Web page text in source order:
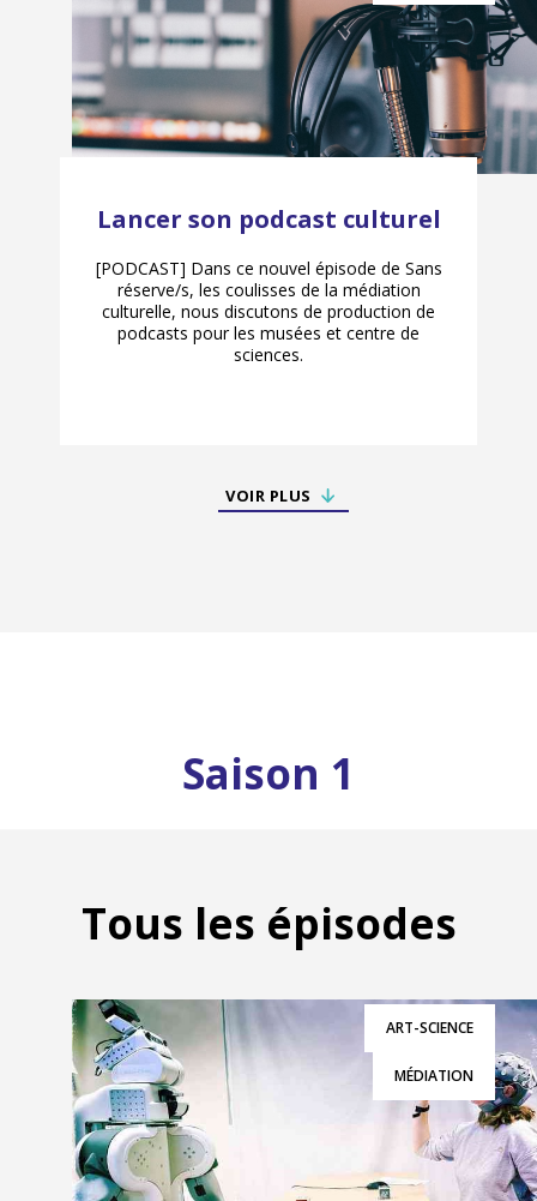
Lancer son podcast culturel
[PODCAST] Dans ce nouvel épisode de Sans
réserve/s, les coulisses de la médiation
culturelle, nous discutons de production de
podcasts pour les musées et centre de
sciences.
VOIR PLUS
Saison 1
Tous les épisodes
ART-SCIENCE
MÉDIATION